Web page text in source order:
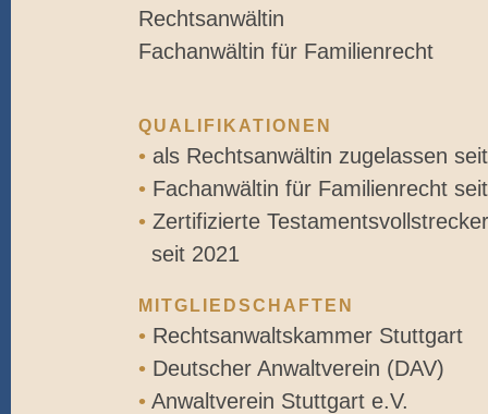
Rechtsanwältin
Fachanwältin für Familienrecht
QUALIFIKATIONEN
• als Rechtsanwältin zugelassen
• Fachanwältin für Familienrecht
• Zertifizierte
seit 2021
MITGLIEDSCHAFTEN
• Rechtsanwaltskammer Stuttgart
• Deutscher Anwaltverein (DAV)
• Anwaltverein Stuttgart e.V.